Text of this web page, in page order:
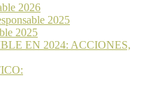
2026
2025
2025
EN 2024: ACCIONES,